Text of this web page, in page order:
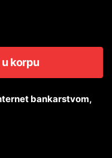
korpu
bankarstvom,